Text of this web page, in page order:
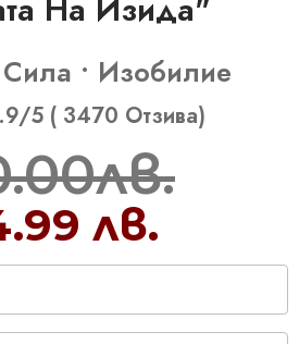
• Изобилие
5 ( 3470 Отзива)
лв.